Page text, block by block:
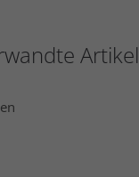
Artikel